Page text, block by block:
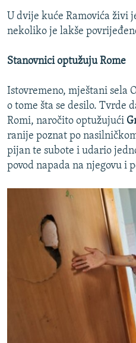
U dvije kuće Ramovića živi
nekoliko je lakše
Stanovnici optužuju Rome
Istovremeno, mještani sela
o tome šta se desilo. Tvrde
Romi, naročito optužujući
ranije poznat po
pijan te subote i udario
povod napada na njegovu i